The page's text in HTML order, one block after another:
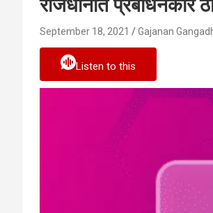
राजधानीत प्रबोधनकार
September 18, 2021 Gajanan
Listen to this